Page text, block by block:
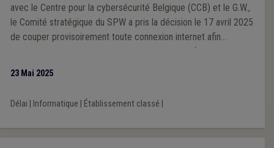
avec le Centre pour la cybersécurité Belgique (CCB) et le G.W.,
le Comité stratégique du SPW a pris la décision le 17 avril 2025
de couper provisoirement toute connexion internet afin
23 Mai 2025
Délai Informatique Établissement classé